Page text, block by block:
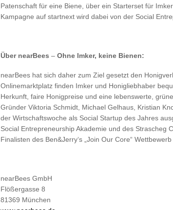
Patenschaft für eine Biene, über ein Starterset für
Kampagne auf startnext wird dabei von der Social
Über nearBees – Ohne Imker, keine Bienen:
nearBees hat sich daher zum Ziel gesetzt den
Onlinemarktplatz finden Imker und Honigliebhaber
Herkunft, faire Honigpreise und eine lebenswerte,
Gründer Viktoria Schmidt, Michael Gelhaus, Kristian
der Wirtschaftswoche als Social Startup des Jahres
Social Entrepreneurship Akademie und des Strascheg
Finalisten des Ben&Jerry‘s „Join Our Core“ Wettbewerb
nearBees GmbH
Flößergasse 8
81369 München